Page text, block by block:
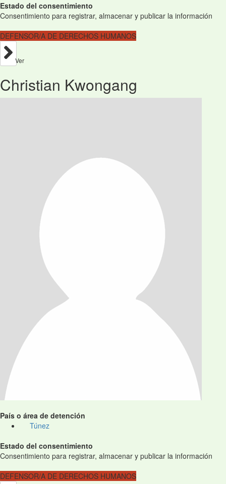
Estado del consentimiento
Consentimiento para registrar, almacenar y publicar la información
DEFENSOR/A DE DERECHOS HUMANOS
Ver
Christian Kwongang
País o área de detención
Túnez
Estado del consentimiento
Consentimiento para registrar, almacenar y publicar la información
DEFENSOR/A DE DERECHOS HUMANOS